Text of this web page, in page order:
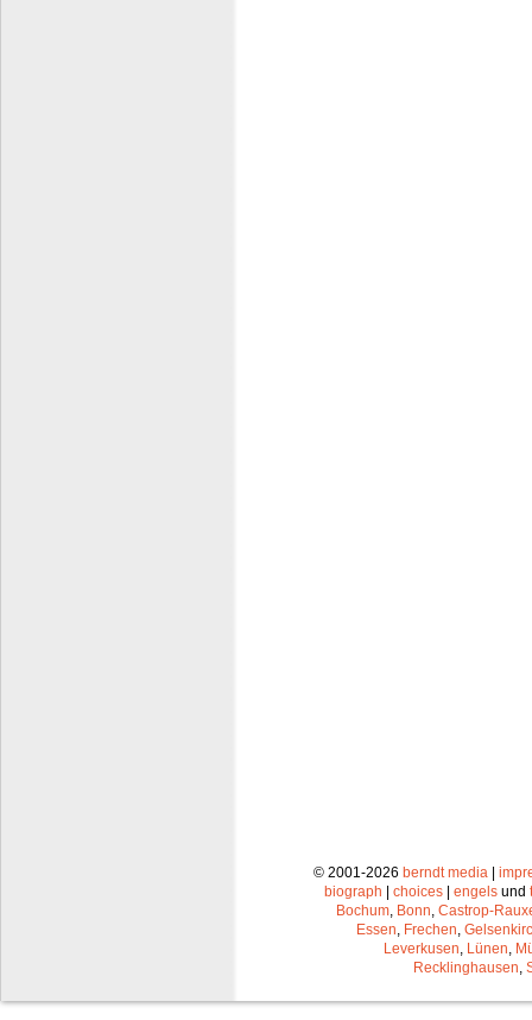
© 2001-2026 berndt media |
biograph | choices | engels und
Bochum Bonn Castrop-
Essen Frechen
Leverkusen Lünen
Recklinghausen